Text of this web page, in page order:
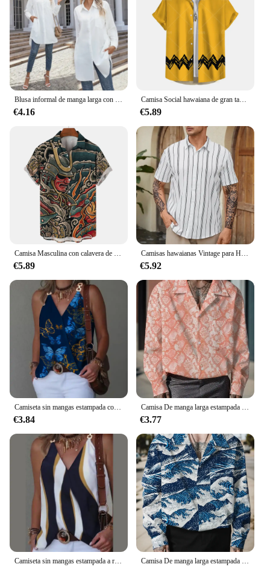
Blusa informal de manga larga con cuello vuelto para mujer, Camisa holgada con botones, color liso, para verano, 2024
€4.16
Camisa Social hawaiana de gran tamaño amarilla a la moda para hombres, Camisas informales, ropa de verano para hombres, blusa superior de manga corta con estampado 3d
€5.89
Camisa Masculina con calavera de terror para hombre, camisetas de calle de gran tamaño, camisetas originales Vintage, ropa de verano 2023
€5.89
Camisas hawaianas Vintage para Hombre, camisa De manga corta a rayas, ropa De diseñador De calle De gran tamaño, Verano
€5.92
Camiseta sin mangas estampada con hebilla de Metal y cuello en V para mujer, Jersey holgado sin mangas, blusa femenina 2024
€3.84
Camisa De manga larga estampada para Hombre, ropa informal, Primavera, Y2k
€3.77
Camiseta sin mangas estampada a rayas con hebilla de Metal y cuello en V para Mujer, Jersey holgado sin mangas, blusa para Mujer 2024 Camisa De manga larga estampada para Hombre, ropa informal, Primavera, Y2k